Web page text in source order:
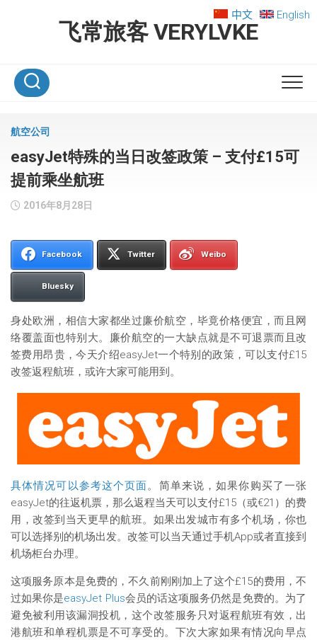
飞常旅客 VERYLVKE
中文 English
航空公司
easyJet特殊的当日改签政策 – 支付£15可
提前乘坐航班
2016年8月28日
Facebook Twitter Weibo
Bluesky
身处欧洲，相信大家都坐过廉价航空，毕竟价格便宜，而且网
络覆盖面也特别大。廉价航空的一大缺点就是不可退票而且改
签费用昂贵，今天介绍easyJet一个特别的政策，可以支付£15
改签返程航班，或许大家可能用到。
具体情况可以参考这个页面。简单来说，如果你购买了一张
easyJet的往返机票，那么返程当天可以支付£15（或€21）的费
用，改签到当天更早的航班。如果出发城市有多个机场，你也
可以选择别的机场出发。改签可以当天通过手机App或者直接到
机场柜台办理。
这项服务原本是免费的，不久前刚刚加上了这个£15的费用，不
过如果你是easyJet Plus会员的话这项服务仍然是免费的。为了
避免被利用该漏洞投机，这个改签服务只对返程航班有效，出
港航班和单程机票是不可享受的。下次大家如果有情况向早点